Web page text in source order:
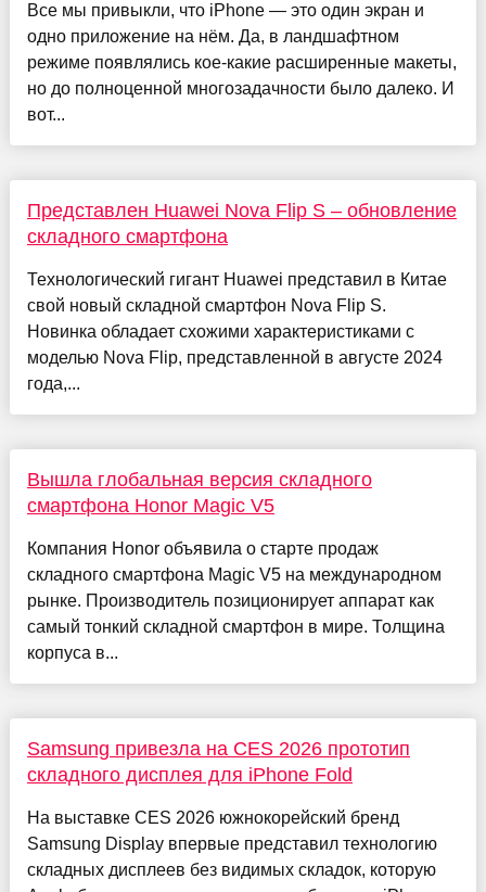
Все мы привыкли, что iPhone — это один экран и
одно приложение на нём. Да, в ландшафтном
режиме появлялись кое-какие расширенные макеты,
но до полноценной многозадачности было далеко. И
вот...
Представлен Huawei Nova Flip S – обновление
складного смартфона
Технологический гигант Huawei представил в Китае
свой новый складной смартфон Nova Flip S.
Новинка обладает схожими характеристиками с
моделью Nova Flip, представленной в августе 2024
года,...
Вышла глобальная версия складного
смартфона Honor Magic V5
Компания Honor объявила о старте продаж
складного смартфона Magic V5 на международном
рынке. Производитель позиционирует аппарат как
самый тонкий складной смартфон в мире. Толщина
корпуса в...
Samsung привезла на CES 2026 прототип
складного дисплея для iPhone Fold
На выставке CES 2026 южнокорейский бренд
Samsung Display впервые представил ​​технологию
складных дисплеев без видимых складок, которую